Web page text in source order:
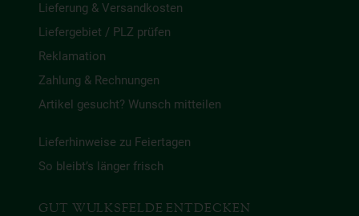
Lieferung & Versandkosten
Liefergebiet / PLZ prüfen
Reklamation
Zahlung & Rechnungen
Artikel gesucht? Wunsch mitteilen
Lieferhinweise zu Feiertagen
So bleibt’s länger frisch
GUT WULKSFELDE ENTDECKEN